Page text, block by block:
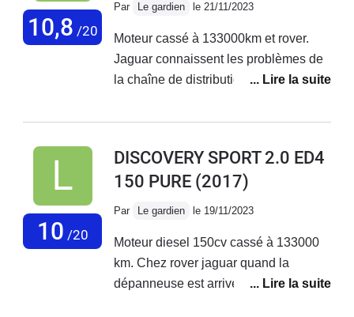
distribution. Infernal ! Ce moteur diesel
180ch Ingénium de première
génération est extrêmement fragile. Il
Landrover qui va vous le dire.
10,8 /20
Par Le gardien le 21/11/2023
Moteur cassé à 133000km et rover.
Jaguar connaissent les problèmes de
la chaîne de distribution. Arnaque
10 /20
DISCOVERY SPORT 2.0 ED4
150 PURE (2017)
Par Le gardien le 19/11/2023
Moteur diesel 150cv cassé à 133000
km. Chez rover jaguar quand la
dépanneuse est arrivée, petit sourire à